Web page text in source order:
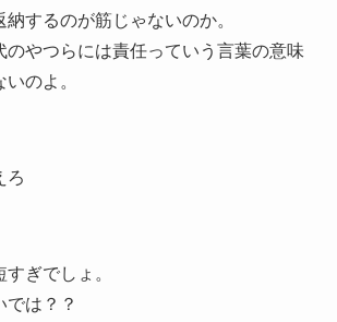
するのが筋じゃないのか。
のやつらには責任っていう言葉の意味
のよ。
ろ
ぎでしょ。
では？？